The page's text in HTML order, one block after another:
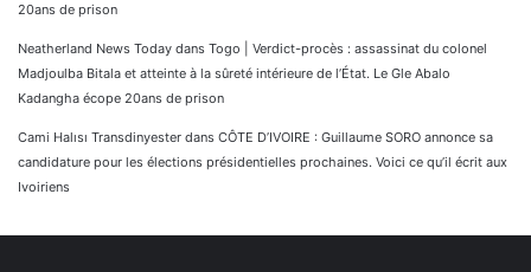
20ans de prison
Neatherland News Today dans Togo | Verdict-procès : assassinat du colonel
Madjoulba Bitala et atteinte à la sûreté intérieure de l’État. Le Gle Abalo
Kadangha écope 20ans de prison
Cami Halısı Transdinyester dans CÔTE D’IVOIRE : Guillaume SORO annonce sa
candidature pour les élections présidentielles prochaines. Voici ce qu’il écrit aux
Ivoiriens